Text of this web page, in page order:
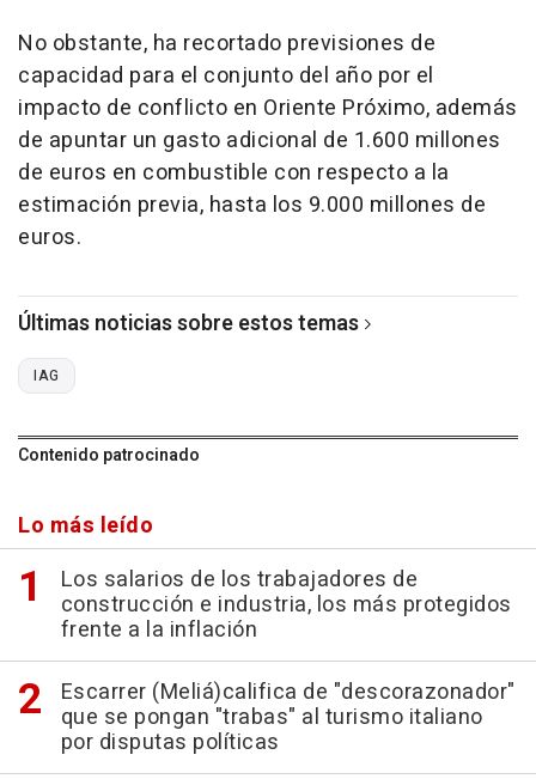
No obstante, ha recortado previsiones de
capacidad para el conjunto del año por el
impacto de conflicto en Oriente Próximo, además
de apuntar un gasto adicional de 1.600 millones
de euros en combustible con respecto a la
estimación previa, hasta los 9.000 millones de
euros.
Últimas noticias sobre estos temas
IAG
Contenido patrocinado
Lo más leído
Los salarios de los trabajadores de
construcción e industria, los más protegidos
frente a la inflación
Escarrer (Meliá)califica de "descorazonador"
que se pongan "trabas" al turismo italiano
por disputas políticas